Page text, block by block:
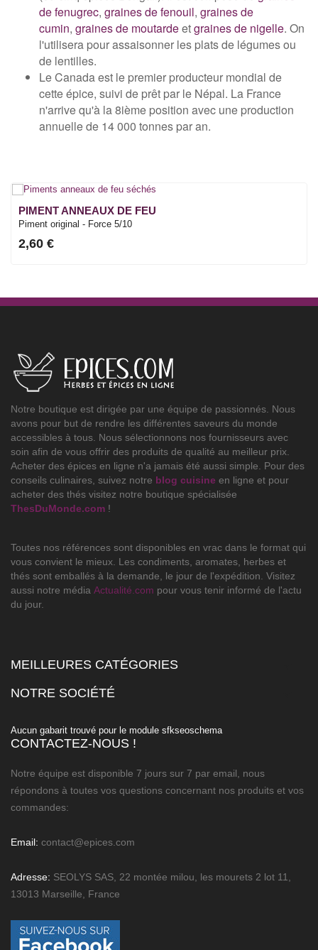
de fenugrec, graines de fenouil, graines de
cumin, graines de moutardeetgraines de nigelle. On
l'utilisera pour assaisonner les plats de légumes ou
de lentilles.
Le Canada est le premier producteur mondial de
cette épice, suivi de prêt par le Népal. La France
n'arrive qu'à la 8ième position avec une production
annuelle de 14 000 tonnes par an.
PIMENT ANNEAUX DE FEU
Piment original - Force 5/10
2,60 €
Notre boutique est dirigée par une équipe de passionnés. Nous
avons pour but de rendre les différentes saveurs du monde
accessibles à tous. Nous sélectionnons nos fournisseurs avec
soin afin de vous offrir des produits de qualité au meilleur prix.
Acheter des épices en ligne n'a jamais été aussi simple. Pour des
conseils culinaires, suivez notre blog cuisine en ligne et pour
acheter des thés visitez notre boutique spécialisée
ThesDuMonde.com !
Toutes nos références sont disponibles en vrac dans le format qui
vous convient le mieux. Les condiments, aromates, herbes et
thés sont emballés à la demande, le jour de l'expédition. Visitez
aussi notre média Actualité.com pour vous tenir informé de l'actu
du jour.
MEILLEURES CATÉGORIES
NOTRE SOCIÉTÉ
Aucun gabarit trouvé pour le module sfkseoschema
CONTACTEZ-NOUS !
Notre équipe est disponible 7 jours sur 7 par email, nous
répondons à toutes vos questions concernant nos produits et vos
commandes:
Email: contact@epices.com
Adresse: SEOLYS SAS, 22 montée milou, les mourets 2 lot 11,
13013 Marseille, France